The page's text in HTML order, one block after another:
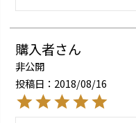
購入者
非公開
投稿日
2018/08/16